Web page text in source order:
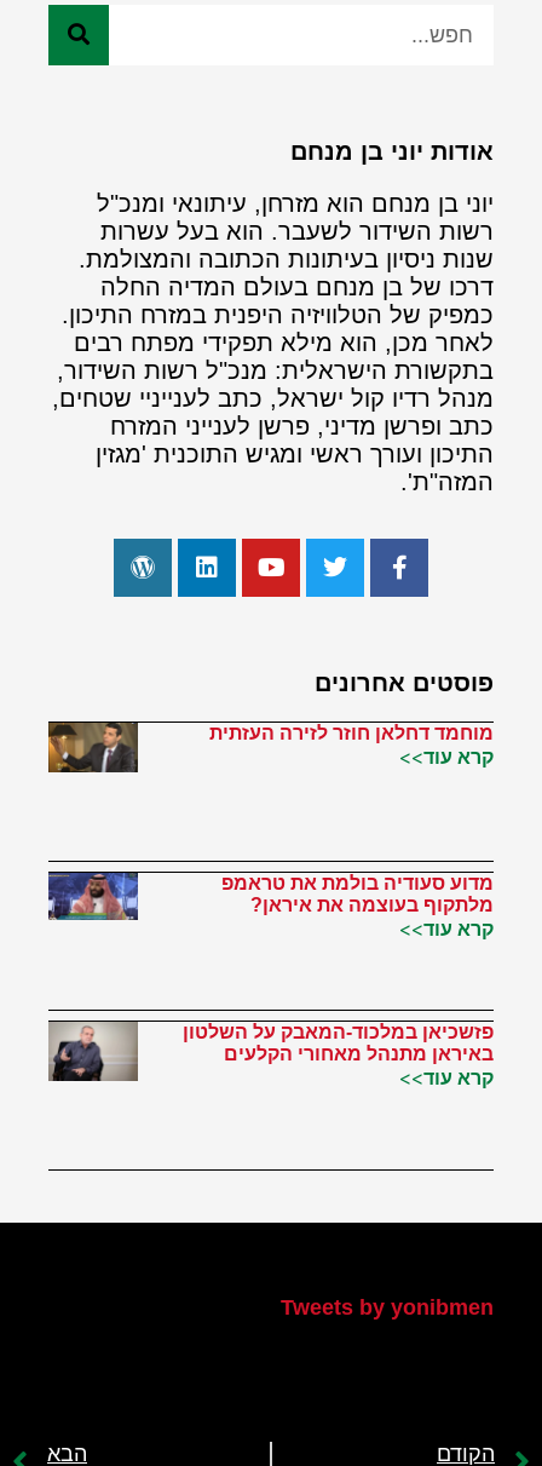
אודות יוני בן מנחם
יוני בן מנחם הוא מזרחן, עיתונאי ומנכ"ל
רשות השידור לשעבר. הוא בעל עשרות
שנות ניסיון בעיתונות הכתובה והמצולמת.
דרכו של בן מנחם בעולם המדיה החלה
כמפיק של הטלוויזיה היפנית במזרח התיכון.
לאחר מכן, הוא מילא תפקידי מפתח רבים
בתקשורת הישראלית: מנכ"ל רשות השידור,
מנהל רדיו קול ישראל, כתב לענייניי שטחים,
כתב ופרשן מדיני, פרשן לענייני המזרח
התיכון ועורך ראשי ומגיש התוכנית 'מגזין
המזה"ת'.
פוסטים אחרונים
מוחמד דחלאן חוזר לזירה העזתית
קרא עוד>>
מדוע סעודיה בולמת את טראמפ
מלתקוף בעוצמה את איראן?
קרא עוד>>
פזשכיאן במלכוד-המאבק על השלטון
באיראן מתנהל מאחורי הקלעים
קרא עוד>>
Tweets by yonibmen
הקודם הבא